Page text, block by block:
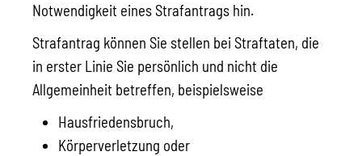
Notwendigkeit eines Strafantrags hin.
Strafantrag können Sie stellen bei Straftaten, die
in erster Linie Sie persönlich und nicht die
Allgemeinheit betreffen, beispielsweise
Hausfriedensbruch,
Körperverletzung oder